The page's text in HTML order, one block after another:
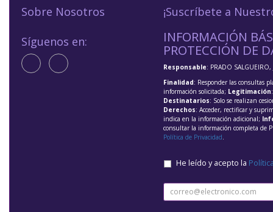
Sobre Nosotros
Síguenos en:
¡Suscríbete a
INFORMACIÓN
PROTECCIÓN DE
Responsable: PRADO SALGUEIRO,
Finalidad: Responder las consultas
información solicitada; Legitimación
Destinatarios: Solo se realizan
Derechos: Acceder, rectificar y
indica en la información adicional;
consultar la información completa de
Política de Privacidad.
He leído y acepto la